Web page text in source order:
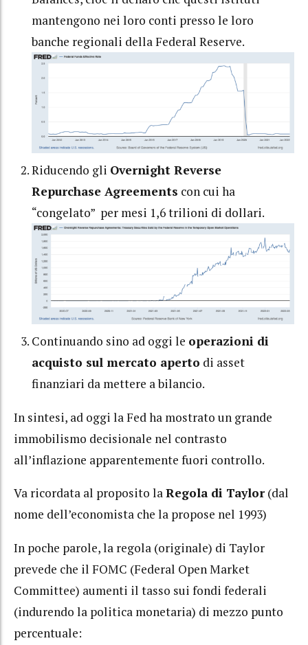
mantengono nei loro conti presso le loro
banche regionali della Federal Reserve.
Riducendo gli Overnight Reverse
Repurchase Agreements con cui ha
“congelato” per mesi 1,6 trilioni di dollari.
Continuando sino ad oggi le operazioni di
acquisto sul mercato aperto di asset
finanziari da mettere a bilancio.
In sintesi, ad oggi la Fed ha mostrato un grande
immobilismo decisionale nel contrasto
all’inflazione apparentemente fuori controllo.
Va ricordata al proposito laRegola di Taylor (dal
nome dell’economista che la propose nel 1993)
In poche parole, la regola (originale) di Taylor
prevede che il FOMC (Federal Open Market
Committee) aumenti il tasso sui fondi federali
(indurendo la politica monetaria) di mezzo punto
percentuale: